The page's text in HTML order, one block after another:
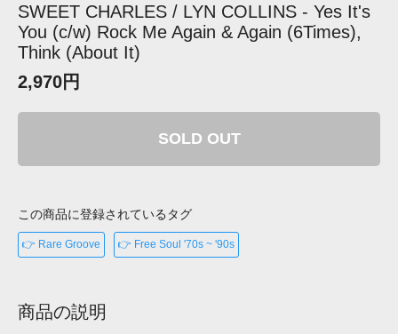
SWEET CHARLES / LYN COLLINS - Yes It's
You (c/w) Rock Me Again & Again (6Times),
Think (About It)
2,970円
SOLD OUT
この商品に登録されているタグ
👉 Rare Groove 👉 Free Soul '70s ~ '90s
商品の説明